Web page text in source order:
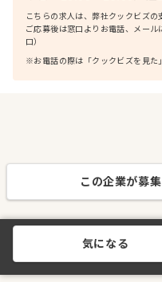
こちらの求人は、弊社クックビズの
ご応募後は窓口よりお電話、メー
口）
※お電話の際は「クックビズを見た
この企業が募
気になる